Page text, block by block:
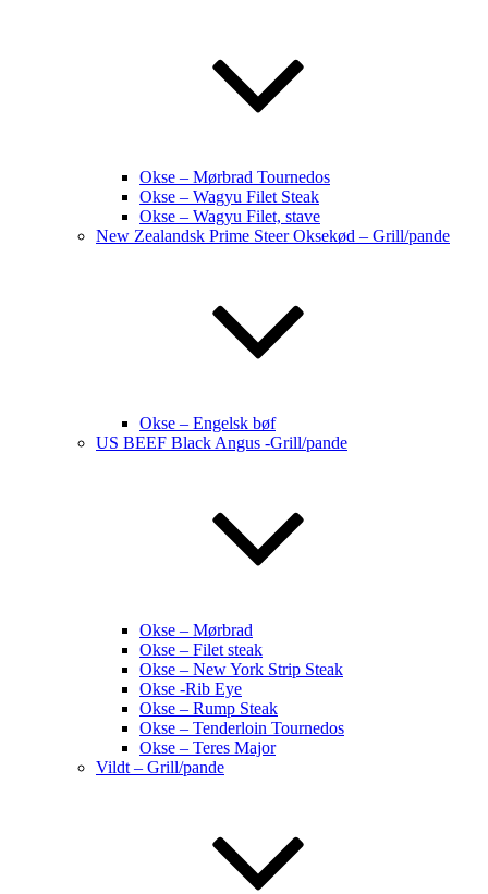
Okse – Mørbrad Tournedos
Okse – Wagyu Filet Steak
Okse – Wagyu Filet, stave
New Zealandsk Prime Steer Oksekød – Grill/pande
Okse – Engelsk bøf
US BEEF Black Angus -Grill/pande
Okse – Mørbrad
Okse – Filet steak
Okse – New York Strip Steak
Okse -Rib Eye
Okse – Rump Steak
Okse – Tenderloin Tournedos
Okse – Teres Major
Vildt – Grill/pande